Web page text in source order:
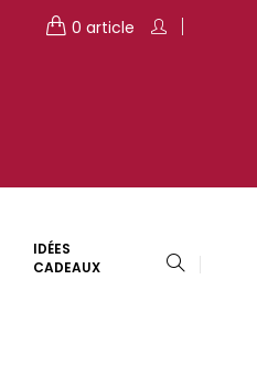
0 article
IDÉES
CADEAUX